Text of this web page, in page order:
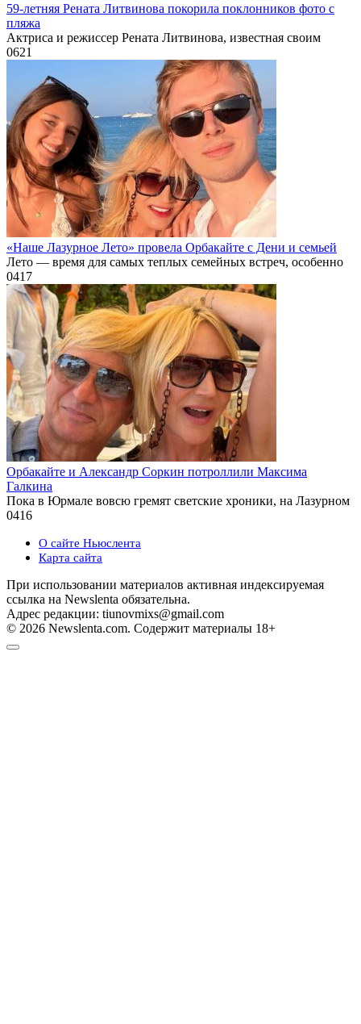
59-летняя Рената Литвинова покорила поклонников фото с
пляжа
Актриса и режиссер Рената Литвинова, известная своим
0621
«Наше Лазурное Лето» провела Орбакайте с Дени и семьей
Лето — время для самых теплых семейных встреч, особенно
0417
Орбакайте и Александр Соркин потроллили Максима
Галкина
Пока в Юрмале вовсю гремят светские хроники, на Лазурном
0416
О сайте Ньюслента
Карта сайта
При использовании материалов активная индексируемая
ссылка на Newslenta обязательна.
Адрес редакции: tiunovmixs@gmail.com
© 2026 Newslenta.com. Содержит материалы 18+